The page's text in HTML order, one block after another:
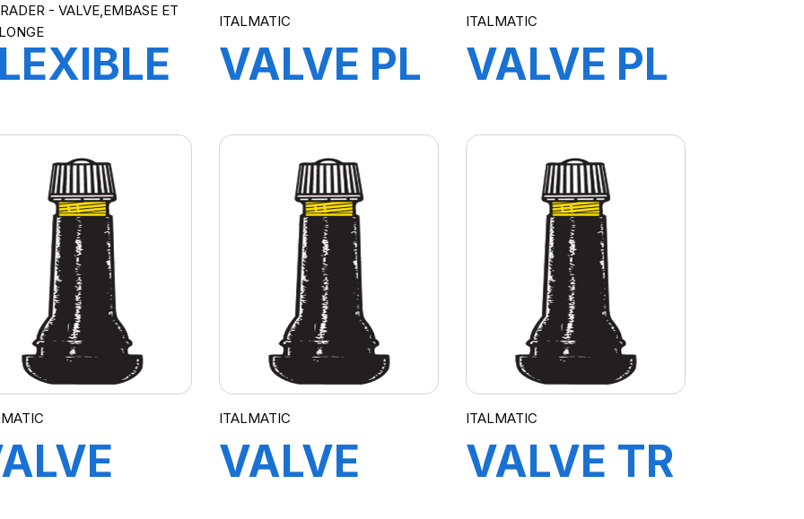
- VALVE,EMBASE ET
levage)
ITALMATIC
VALVE PL
ITALMATIC
VALVE PL
ITALMATIC
VALVE
ITALMATIC
VALVE TR